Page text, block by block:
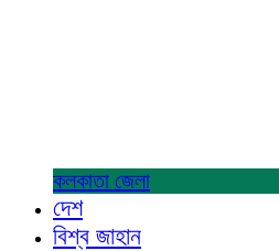
কলকাতা জেলা
দেশ
বিশ্ব জাহান